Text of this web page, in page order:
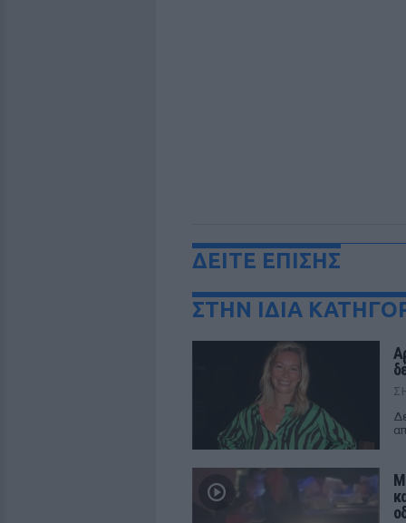
ΔΕΙΤΕ ΕΠΙΣΗΣ
ΣΤΗΝ ΙΔΙΑ